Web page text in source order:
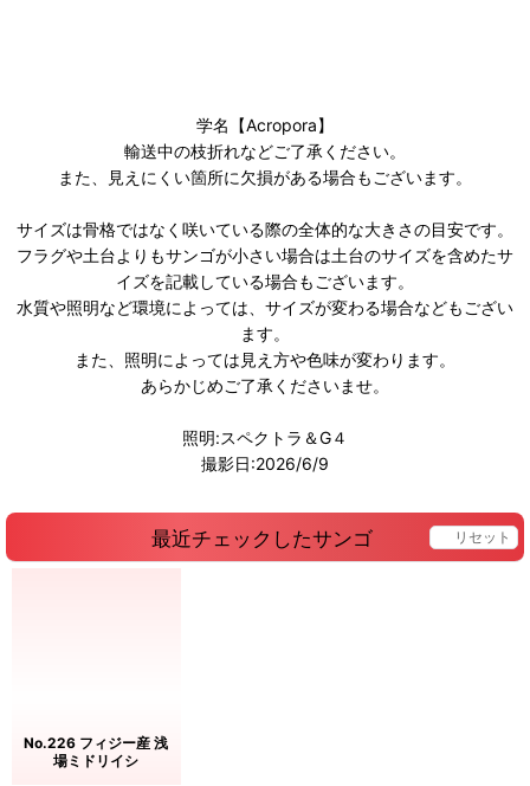
学名【Acropora】
輸送中の枝折れなどご了承ください。
また、見えにくい箇所に欠損がある場合もございます。
サイズは骨格ではなく咲いている際の全体的な大きさの目安です。
フラグや土台よりもサンゴが小さい場合は土台のサイズを含めたサ
イズを記載している場合もございます。
水質や照明など環境によっては、サイズが変わる場合などもござい
ます。
また、照明によっては見え方や色味が変わります。
あらかじめご了承くださいませ。
照明:スペクトラ＆G４
撮影日:2026/6/9
最近チェックしたサンゴ リセット
No.226 フィジー産 浅
場ミドリイシ